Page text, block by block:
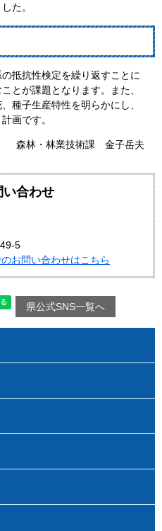
た。
抵抗性検定を繰り返すことに
とが課題となります。また、
種子生産特性を明らかにし、
画です。
森林・林業技術課 金子岳夫
い合わせ
5
お問い合わせはこちら
県公式SNS一覧へ